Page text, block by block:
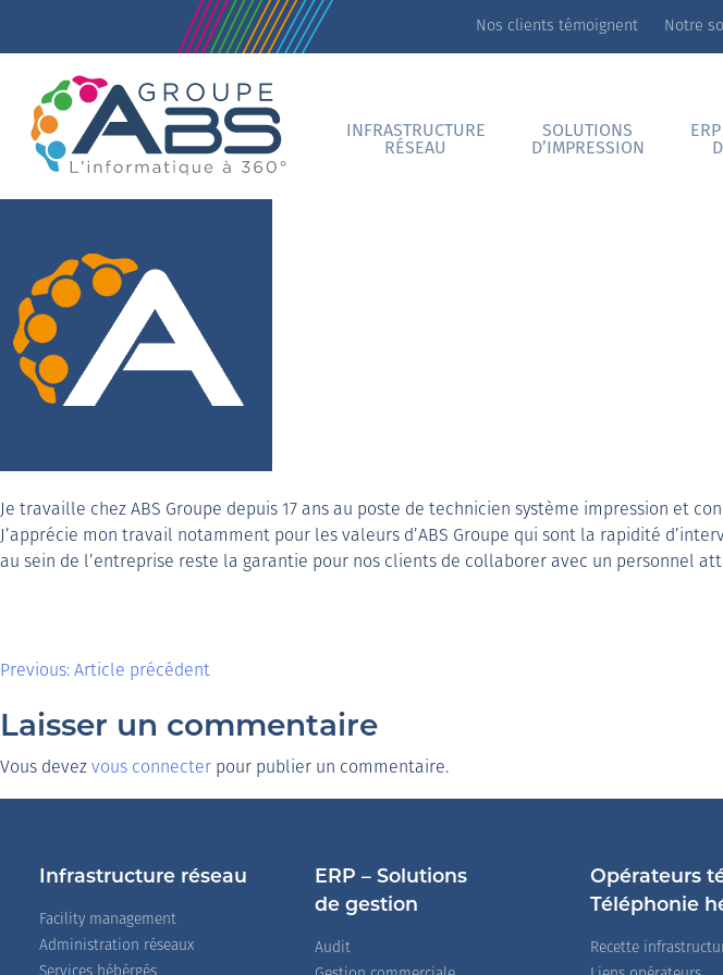
Nos clients témoignent Notre
INFRASTRUCTURE
RÉSEAU
SOLUTIONS
D’IMPRESSION
Je travaille chez ABS Groupe depuis 17 ans au poste de technicien système impression et
J’apprécie mon travail notamment pour les valeurs d’ABS Groupe qui sont la rapidité
au sein de l’entreprise reste la garantie pour nos clients de collaborer avec un personnel
Previous: Article précédent
Laisser un commentaire
Vous devez vous connecter pour publier un commentaire.
Infrastructure réseau
Facility management
Administration réseaux
Services hébérgés
ERP – Solutions
de gestion
Audit
Opérateurs
Téléphonie
Recette